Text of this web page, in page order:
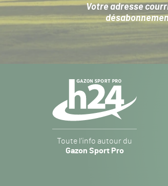
Votre adresse
Sport
Pro
Toute l’info autour du
Gazon Sport Pro